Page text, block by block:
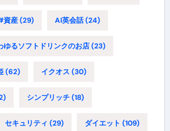
資産(29) AI英会話(24)
ゆるソフトドリンクのお店(23)
(62) イクオス (30)
シンプリッチ(18)
セキュリティ (29) ダイエット (109)